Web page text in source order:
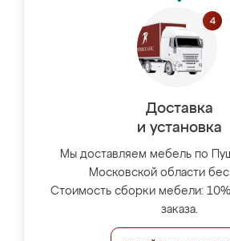
Доставка
и установка
Мы доставляем мебель по
Московской области
Стоимость сборки мебели:
заказа.